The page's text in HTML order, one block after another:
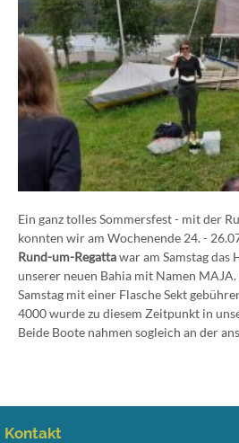
Ein ganz tolles Sommersfest - mit der
konnten wir am Wochenende 24. -
Rund-um-Regattawar am Samstag das
unserer neuen Bahia mit Namen MAJA.
Samstag mit einer Flasche Sekt
4000 wurde zu diesem Zeitpunkt in
Beide Boote nahmen sogleich an der
Kontakt